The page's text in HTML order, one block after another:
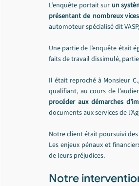
L’enquête portait sur un
présentant de nombreux
automoteur spécialisé dit
Une partie de l’enquête était
faits de travail dissimulé,
Il était reproché à Monsieur
qualifiant, au cours de
procéder aux démarches
documents aux services de
Notre client était poursuivi
Les enjeux pénaux et
de leurs préjudices.
Notre